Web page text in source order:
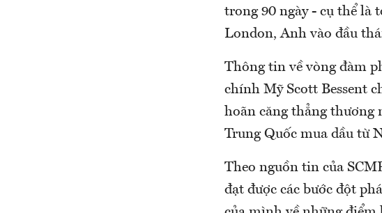
trong 90 ngày - cụ thể là
London, Anh vào đầu
Thông tin về vòng đàm
chính Mỹ Scott Bessent
hoãn căng thẳng thương
Trung Quốc mua dầu từ
Theo nguồn tin của
đạt được các bước đột